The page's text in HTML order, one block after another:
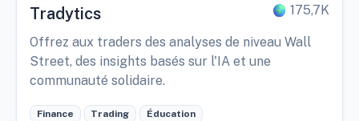
Tradytics 175,7K
Offrez aux traders des analyses de niveau Wall
Street, des insights basés sur l'IA et une
communauté solidaire.
Finance Trading Éducation